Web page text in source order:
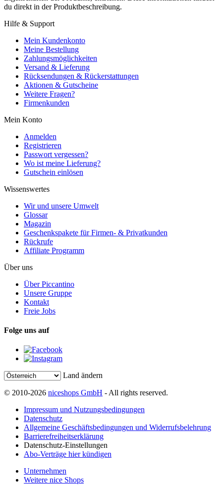
du direkt in der Produktbeschreibung.
Hilfe & Support
Mein Kundenkonto
Meine Bestellung
Zahlungsmöglichkeiten
Versand & Lieferung
Rücksendungen & Rückerstattungen
Aktionen & Gutscheine
Weitere Fragen?
Firmenkunden
Mein Konto
Anmelden
Registrieren
Passwort vergessen?
Wo ist meine Lieferung?
Gutschein einlösen
Wissenswertes
Wir und unsere Umwelt
Glossar
Magazin
Geschenkspakete für Firmen- & Privatkunden
Rückrufe
Affiliate Programm
Über uns
Über Piccantino
Unsere Gruppe
Kontakt
Freie Jobs
Folge uns auf
Land ändern
© 2010-2026 niceshops GmbH - All rights reserved.
Impressum und Nutzungsbedingungen
Datenschutz
Allgemeine Geschäftsbedingungen und Widerrufsbelehrung
Barrierefreiheitserklärung
Datenschutz-Einstellungen
Abo-Verträge hier kündigen
Unternehmen
Weitere nice Shops